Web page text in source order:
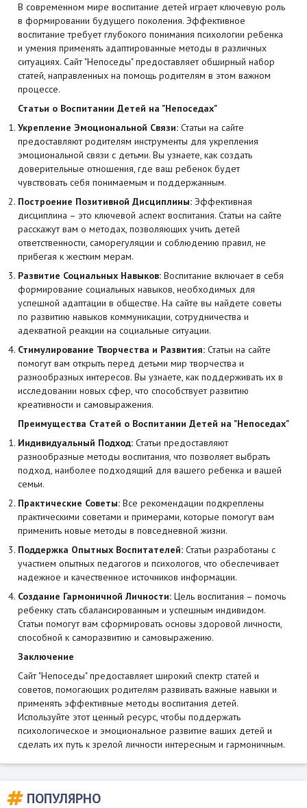
ПОПУЛЯРНО
В современном мире воспитание детей играет ключевую роль
в формировании будущего поколения. Эффективное
воспитание требует глубокого понимания психологии ребенка
и умения применять адаптированные методы в различных
ситуациях. Сайт "Непоседы" предоставляет обширный набор
статей, направленных на помощь родителям в этом важном
процессе.
Статьи о Воспитании Детей на "Непоседах"
Укрепление Эмоциональной Связи: Статьи на сайте
предоставляют родителям инструменты для укрепления
эмоциональной связи с детьми. Вы узнаете, как создать
доверительные отношения, где ваш ребенок будет
чувствовать себя понимаемым и поддержанным.
Построение Позитивной Дисциплины: Эффективная
дисциплина – это ключевой аспект воспитания. Статьи на сайте
расскажут вам о методах, позволяющих учить детей
ответственности, саморегуляции и соблюдению правил, не
прибегая к жестким мерам.
Развитие Социальных Навыков: Воспитание включает в себя
формирование социальных навыков, необходимых для
успешной адаптации в обществе. На сайте вы найдете советы
по развитию навыков коммуникации, сотрудничества и
адекватной реакции на социальные ситуации.
Стимулирование Творчества и Развития: Статьи на сайте
помогут вам открыть перед детьми мир творчества и
разнообразных интересов. Вы узнаете, как поддерживать их в
исследовании новых сфер, что способствует развитию
креативности и самовыражения.
Преимущества Статей о Воспитании Детей на "Непоседах"
Индивидуальный Подход: Статьи предоставляют
разнообразные методы воспитания, что позволяет выбрать
подход, наиболее подходящий для вашего ребенка и вашей
семьи.
Практические Советы: Все рекомендации подкреплены
практическими советами и примерами, которые помогут вам
применить новые методы в повседневной жизни.
Поддержка Опытных Воспитателей: Статьи разработаны с
участием опытных педагогов и психологов, что обеспечивает
надежное и качественное источников информации.
Создание Гармоничной Личности: Цель воспитания – помочь
ребенку стать сбалансированным и успешным индивидом.
Статьи помогут вам сформировать основы здоровой личности,
способной к саморазвитию и самовыражению.
Заключение
Сайт "Непоседы" предоставляет широкий спектр статей и
советов, помогающих родителям развивать важные навыки и
применять эффективные методы воспитания детей.
Используйте этот ценный ресурс, чтобы поддержать
психологическое и эмоциональное развитие ваших детей и
сделать их путь к зрелой личности интересным и гармоничным.